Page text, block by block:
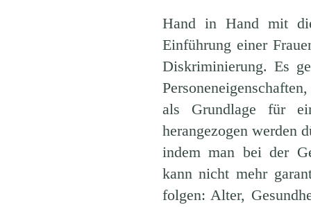
Hand in Hand mit
Einführung einer
Diskriminierung. Es
als Grundlage für
herangezogen werden
indem man bei der
kann nicht mehr
folgen: Alter,